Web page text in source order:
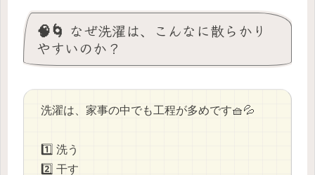
🧠🌀 なぜ洗濯は、こんなに散らかり
やすいのか？
洗濯は、家事の中でも工程が多めです🧺💦
1️⃣ 洗う
2️⃣ 干す